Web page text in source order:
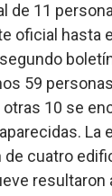
de 11
oficial hasta
59
10 se
La
cuatro
resultaron